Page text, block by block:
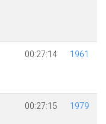
00:27:14 1961
00:27:15 1979